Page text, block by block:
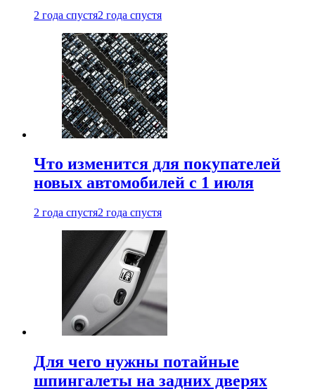
2 года спустя2 года спустя
Что изменится для покупателей
новых автомобилей с 1 июля
2 года спустя2 года спустя
Для чего нужны потайные
шпингалеты на задних дверях